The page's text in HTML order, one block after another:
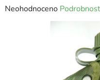
Průměrné
Neohodnoceno